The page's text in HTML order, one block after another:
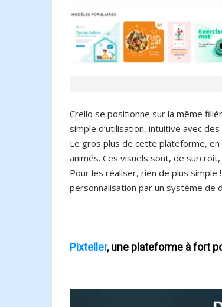
Crello se positionne sur la même
simple d’utilisation, intuitive avec
Le gros plus de cette plateforme, en
animés. Ces visuels sont, de
Pour les réaliser, rien de plus simple
personnalisation par un système de
Pixteller, une plateforme à fort